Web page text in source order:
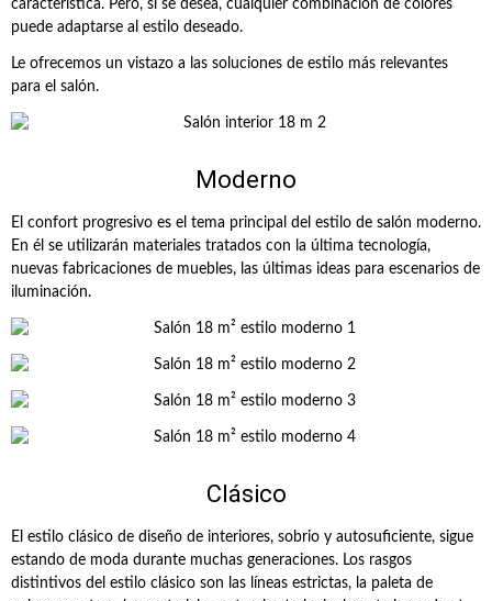
característica. Pero, si se desea, cualquier combinación de colores
puede adaptarse al estilo deseado.
Le ofrecemos un vistazo a las soluciones de estilo más relevantes
para el salón.
Moderno
El confort progresivo es el tema principal del estilo de salón moderno.
En él se utilizarán materiales tratados con la última tecnología,
nuevas fabricaciones de muebles, las últimas ideas para escenarios de
iluminación.
Clásico
El estilo clásico de diseño de interiores, sobrio y autosuficiente, sigue
estando de moda durante muchas generaciones. Los rasgos
distintivos del estilo clásico son las líneas estrictas, la paleta de